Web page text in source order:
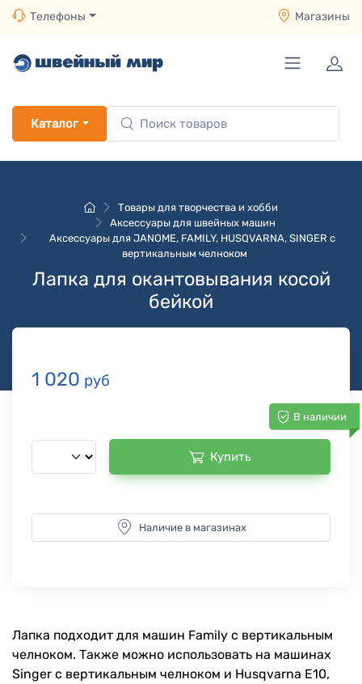
Телефоны Магазины
Каталог
Товары для творчества и хобби
Аксессуары для швейных машин
Аксессуары для JANOME, FAMILY, HUSQVARNA, SINGER с
вертикальным челноком
Лапка для окантовывания косой
бейкой
1 020 руб
В наличии
Купить
Наличие в магазинах
Лапка подходит для машин Family с вертикальным
челноком. Также можно использовать на машинах
Singer с вертикальным челноком и Husqvarna E10,